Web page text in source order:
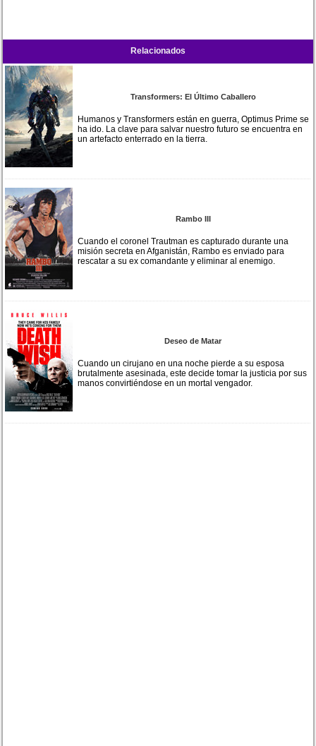
Relacionados
Transformers: El Último Caballero
Humanos y Transformers están en guerra, Optimus Prime se
ha ido. La clave para salvar nuestro futuro se encuentra en
un artefacto enterrado en la tierra.
Rambo III
Cuando el coronel Trautman es capturado durante una
misión secreta en Afganistán, Rambo es enviado para
rescatar a su ex comandante y eliminar al enemigo.
Deseo de Matar
Cuando un cirujano en una noche pierde a su esposa
brutalmente asesinada, este decide tomar la justicia por sus
manos convirtiéndose en un mortal vengador.